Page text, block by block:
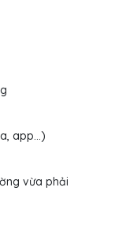
app…)
vừa phải